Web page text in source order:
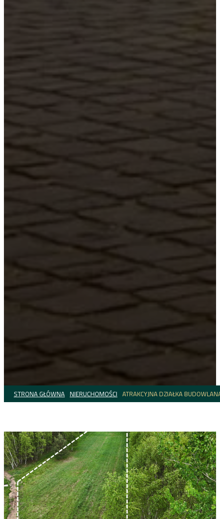
STRONA GŁÓWNA NIERUCHOMOŚCI ATRAKCYJNA DZIAŁKA
NIERUCHOMOŚĆ
Widełka